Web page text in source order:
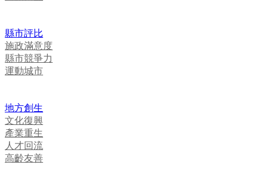
縣市評比
施政滿意度
縣市競爭力
運動城市
地方創生
文化復興
產業重生
人才回流
高齡友善